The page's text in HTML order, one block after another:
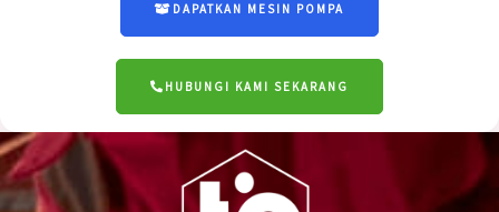
DAPATKAN MESIN POMPA
HUBUNGI KAMI SEKARANG